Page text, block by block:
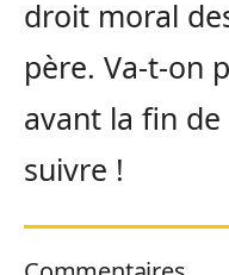
droit moral
père. Va-t-on
avant la fin de
suivre !